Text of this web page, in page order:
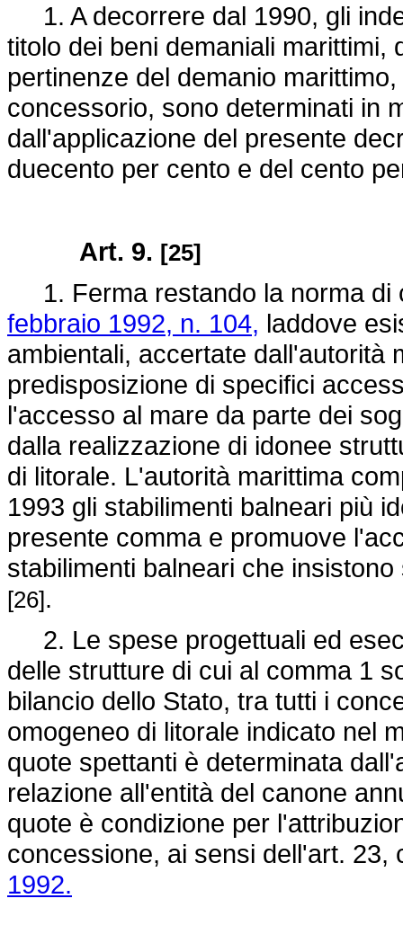
1. A decorrere dal 1990, gli
titolo dei beni demaniali marittimi,
pertinenze del demanio
concessorio, sono determinati in
dall'applicazione del presente
duecento per cento e del cento
Art. 9. [25]
1. Ferma restando la norma di
febbraio 1992, n. 104, laddove
ambientali, accertate dall'autorità
predisposizione di specifici
l'accesso al mare da parte dei
dalla realizzazione di idonee
di litorale. L'autorità marittima
1993 gli stabilimenti balneari più
presente comma e promuove
stabilimenti balneari che
[26].
2. Le spese progettuali ed
delle strutture di cui al comma 1
bilancio dello Stato, tra tutti i
omogeneo di litorale indicato nel
quote spettanti è determinata
relazione all'entità del canone
quote è condizione per
concessione, ai sensi dell'art.
1992.